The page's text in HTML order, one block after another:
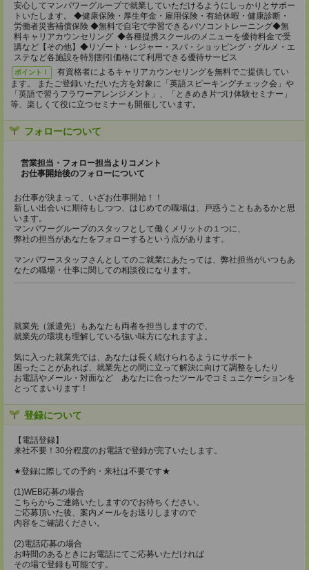
安心してマンパワーグループで就業していただけるようにしっかりとサポー
トいたします。 ◆健康保険・厚生年金・雇用保険・有給休暇・健康診断・
労働者災害補償保険 ◆無料で自宅で学習できるパソコントレーニング◆無
料キャリアカウンセリング ◆各種提携スクールのメニューを優待料金で受
講など【その他】◆リゾート・レジャー・スパ・ショッピング・グルメ・エ
ステなど各施設を特別割引価格にて利用できる優待サービス
ポイント！
有資格者によるキャリアカウンセリングを無料でご提供してい
ます。 またご登録いただいた方を対象に「英語スピーキングチェック会」や
「英語で習うフラワーアレンジメント」、「ときめき片づけ体験セミナー」
等、楽しくて役に立つセミナーも開催しています。
フォローについて
営業担当・フォロー担当よりコメント
お仕事開始後のフォローについて
お仕事が決まって、いざお仕事開始！！
新しい出会いに期待もしつつ、はじめての職場は、戸惑うこともあるかと思
います。
マンパワーグループのスタッフとして働くメリットの１つに、
弊社の担当があなたをフォローするという点があります。
マンパワースタッフさんとしてのご就業にあたっては、弊社担当がいつもあ
なたの職場・仕事に関しての相談役になります。
就業先（派遣先）もあなたも両者を担当しますので、
就業先の環境も理解している強い味方になれますよ。
気に入った就業先では、あなたは長く続けられるようにサポート
困ったことがあれば、就業先との間に立って解決に向けて調整をしたり
お電話やメール・対面など あなたに合ったツールでコミュニケーションを
とってまいります！
登録について
【電話登録】
来社不要！30分程度のお電話で登録が完了いたします。
★登録に際しての予約・来社は不要です★
(1)WEB応募の場合
こちらからご連絡いたしますのでお待ちください。
ご応募頂いた後、案内メールをお送りしますので
内容をご確認ください。
(2)電話応募の場合
お時間のあるときにお電話にてご応募いただければ
その場で登録も可能です。